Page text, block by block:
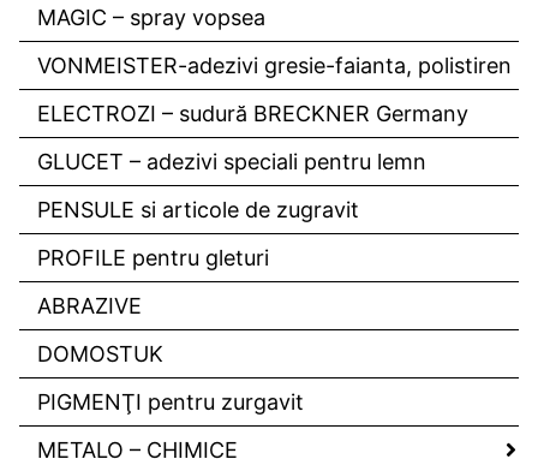
MAGIC – spray vopsea
VONMEISTER-adezivi gresie-faianta, polistiren
ELECTROZI – sudură BRECKNER Germany
GLUCET – adezivi speciali pentru lemn
PENSULE si articole de zugravit
PROFILE pentru gleturi
ABRAZIVE
DOMOSTUK
PIGMENŢI pentru zurgavit
METALO – CHIMICE